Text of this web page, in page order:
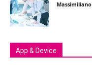
App & Device